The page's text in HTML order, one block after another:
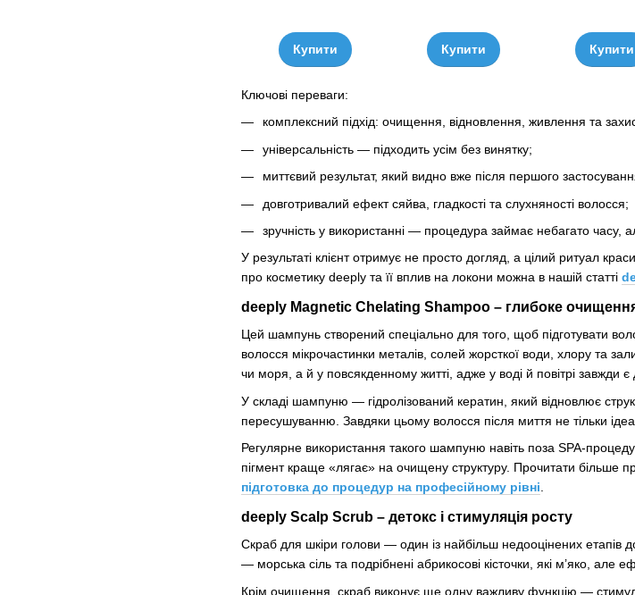
Купити Купити Купити
Ключові переваги:
комплексний підхід: очищення, відновлення, живлення та
універсальність — підходить усім без винятку;
миттєвий результат, який видно вже після першого
довготривалий ефект сяйва, гладкості та слухняності волосся;
зручність у використанні — процедура займає небагато часу,
У результаті клієнт отримує не просто догляд, а цілий ритуал
про косметику deeply та її вплив на локони можна в нашій статті
deeply Magnetic Chelating Shampoo – глибоке
Цей шампунь створений спеціально для того, щоб підготувати
волосся мікрочастинки металів, солей жорсткої води, хлору та
чи моря, а й у повсякденному житті, адже у воді й повітрі завжди
У складі шампуню — гідролізований кератин, який відновлює
пересушуванню. Завдяки цьому волосся після миття не тільки
Регулярне використання такого шампуню навіть поза SPA-
пігмент краще «лягає» на очищену структуру. Прочитати більше
підготовка до процедур на професійному рівні
deeply Scalp Scrub – детокс і стимуляція росту
Скраб для шкіри голови — один із найбільш недооцінених етапів
— морська сіль та подрібнені абрикосові кісточки, які м’яко, але
Крім очищення, скраб виконує ще одну важливу функцію —